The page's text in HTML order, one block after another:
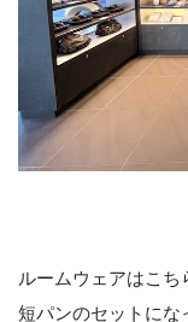
ルームウェアはこ
短パンのセットにな